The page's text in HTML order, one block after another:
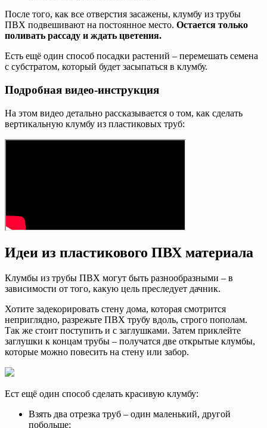
После того, как все отверстия засажены, клумбу из трубы
ПВХ подвешивают на постоянное место. Остается только
поливать рассаду и ждать цветения.
Есть ещё один способ посадки растений – перемешать семена
с субстратом, который будет засыпаться в клумбу.
Подробная видео-инструкция
На этом видео детально рассказывается о том, как сделать
вертикальную клумбу из пластиковых труб:
Идеи из пластикового ПВХ материала
Клумбы из трубы ПВХ могут быть разнообразными – в
зависимости от того, какую цель преследует дачник.
Хотите задекорировать стену дома, которая смотрится
неприглядно, разрежьте ПВХ трубу вдоль, строго пополам.
Так же стоит поступить и с заглушками. Затем приклейте
заглушки к концам трубы – получатся две открытые клумбы,
которые можно повесить на стену или забор.
Ест ещё один способ сделать красивую клумбу:
Взять два отрезка труб – один маленький, другой
побольше;